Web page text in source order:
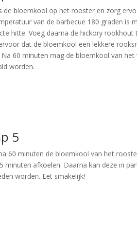
de bloemkool op het rooster en zorg
van de barbecue 180 graden is
hitte. Voeg daarna de hickory rookhout
dat de bloemkool een lekkere
60 minuten mag de bloemkool van het
worden.
5
60 minuten de bloemkool van het
minuten afkoelen. Daarna kan deze in
worden. Eet smakelijk!